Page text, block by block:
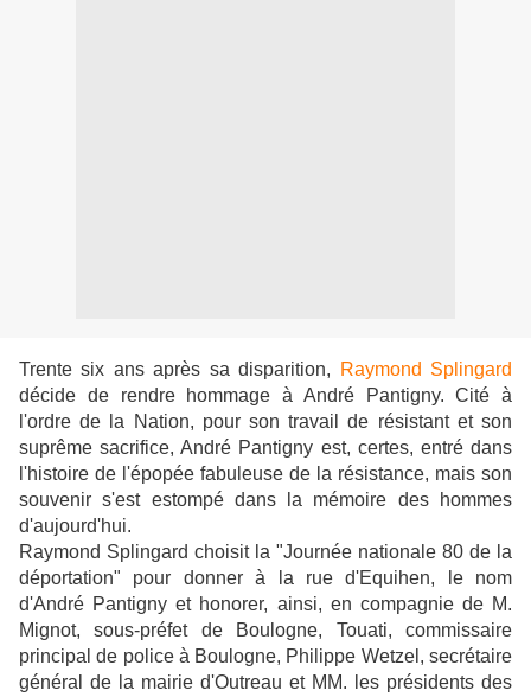
Trente six ans après sa disparition,
Raymond Splingard
décide de rendre hommage à André Pantigny. Cité à
l'ordre de la Nation, pour son travail de résistant et son
suprême sacrifice, André Pantigny est, certes, entré dans
l'histoire de l'épopée fabuleuse de la résistance, mais son
souvenir s'est estompé dans la mémoire des hommes
d'aujourd'hui.
Raymond Splingard choisit la "Journée nationale 80 de la
déportation" pour donner à la rue d'Equihen, le nom
d'André Pantigny et honorer, ainsi, en compagnie de M.
Mignot, sous-préfet de Boulogne, Touati, commissaire
principal de police à Boulogne, Philippe Wetzel, secrétaire
général de la mairie d'Outreau et MM. les présidents des